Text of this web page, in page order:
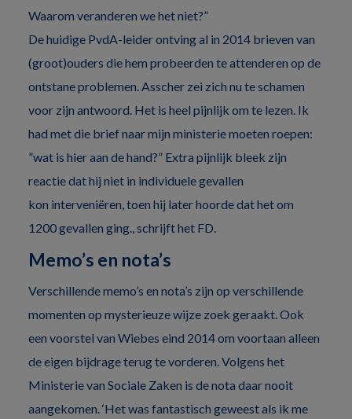
Waarom veranderen we het niet?”
De huidige PvdA-leider ontving al in 2014 brieven van
(groot)ouders die hem probeerden te attenderen op de
ontstane problemen. Asscher zei zich nu te schamen
voor zijn antwoord. Het is heel pijnlijk om te lezen. Ik
had met die brief naar mijn ministerie moeten roepen:
”wat is hier aan de hand?” Extra pijnlijk bleek zijn
reactie dat hij niet in individuele gevallen
kon interveniëren, toen hij later hoorde dat het om
1200 gevallen ging., schrijft het FD.
Memo’s en nota’s
Verschillende memo’s en nota’s zijn op verschillende
momenten op mysterieuze wijze zoek geraakt. Ook
een voorstel van Wiebes eind 2014 om voortaan alleen
de eigen bijdrage terug te vorderen. Volgens het
Ministerie van Sociale Zaken is de nota daar nooit
aangekomen. ‘Het was fantastisch geweest als ik me